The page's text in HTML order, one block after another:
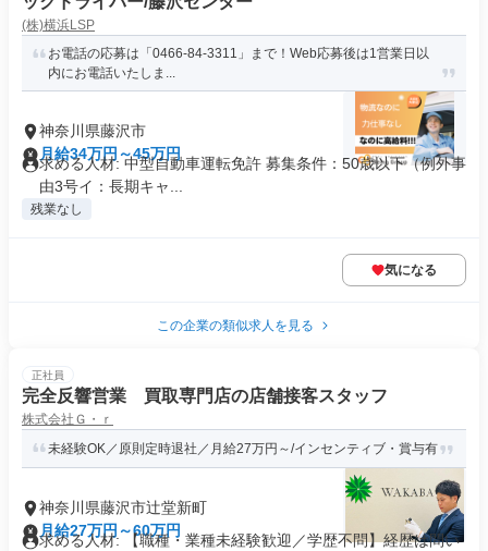
(株)横浜LSP
お電話の応募は「0466-84-3311」まで！Web応募後は1営業日以
内にお電話いたしま...
神奈川県藤沢市
月給34万円～45万円
求める人材: 中型自動車運転免許 募集条件：50歳以下（例外事
由3号イ：長期キャ...
残業なし
気になる
この企業の類似求人を見る
正社員
完全反響営業 買取専門店の店舗接客スタッフ
株式会社Ｇ・ｒ
未経験OK／原則定時退社／月給27万円～/インセンティブ・賞与有
神奈川県藤沢市辻堂新町
月給27万円～60万円
求める人材: 【職種・業種未経験歓迎／学歴不問】経歴は問い